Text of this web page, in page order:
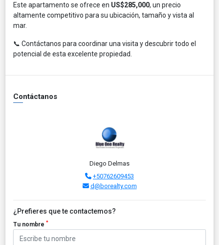
Este apartamento se ofrece en US$285,000, un precio
altamente competitivo para su ubicación, tamaño y vista al
mar.
📞 Contáctanos para coordinar una visita y descubrir todo el
potencial de esta excelente propiedad.
Contáctanos
Diego Delmas
+50762609453
d@borealty.com
¿Prefieres que te contactemos?
Tu nombre *